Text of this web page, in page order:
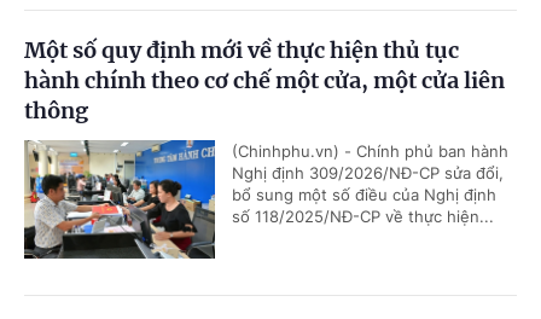
Một số quy định mới về thực hiện thủ tục
hành chính theo cơ chế một cửa, một cửa liên
thông
(Chinhphu.vn) - Chính phủ ban hành
Nghị định 309/2026/NĐ-CP sửa đổi,
bổ sung một số điều của Nghị định
số 118/2025/NĐ-CP về thực hiện...